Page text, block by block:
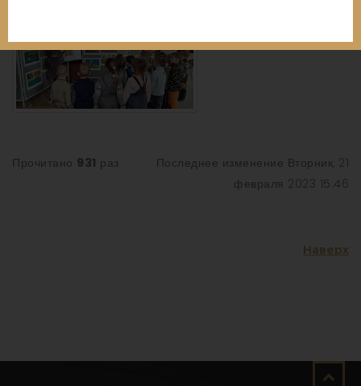
Прочитано 931 раз
Последнее изменение Вторник, 21
февраля 2023 15:46
Наверх